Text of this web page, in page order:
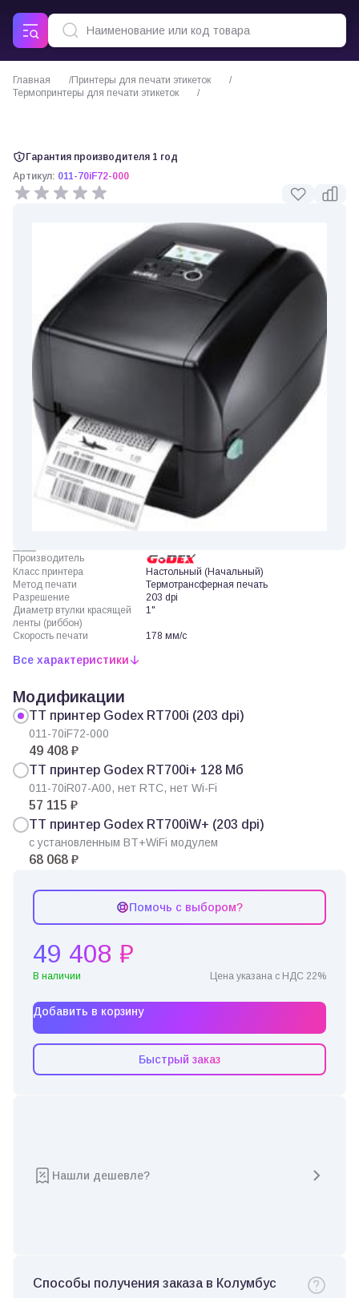
Главная
Принтеры для печати этикеток
Термопринтеры для печати этикеток
Гарантия производителя 1 год
Артикул: 011-70iF72-000
Производитель
Класс принтера
Настольный (Начальный)
Метод печати
Термотрансферная печать
Разрешение
203 dpi
Диаметр втулки красящей
ленты (риббон)
1"
Скорость печати 178 мм/с
Все характеристики
Модификации
ТТ принтер Godex RT700i (203 dpi)
011-70iF72-000
49 408 ₽
ТТ принтер Godex RT700i+ 128 Мб
011-70iR07-A00, нет RTC, нет Wi-Fi
57 115 ₽
ТТ принтер Godex RT700iW+ (203 dpi)
с установленным BT+WiFi модулем
68 068 ₽
Помочь с выбором?
49 408 ₽
В наличии Цена указана с НДС 22%
Добавить в корзину
Быстрый заказ
Нашли дешевле?
Способы получения заказа в Колумбус